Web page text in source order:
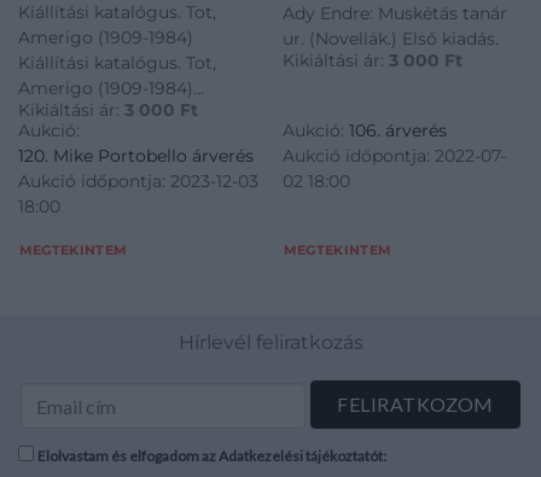
Vigadó Galériában
megrendezett
kiállításának
katalógusa 1982-ből.
Aláírt példány.
Kiállítási katalógus. Tot,
Amerigo (1909-1984)
Kiállítási katalógus. Tot,
Amerigo (1909-1984)
szobrászművész Vigadó
Galériában megrendezett
kiállításának katalógusa
1982-ből. Aláírt példány.
Kikiáltási ár: 3 000 Ft
Aukció:
120. Mike Portobello árverés
Aukció időpontja: 2023-12-03
18:00
MEGTEKINTEM
Ady Endre: Muskétás tanár
ur. (Novellák.) Első kiadás.
Kikiáltási ár: 3 000 Ft
Aukció: 106. árverés
Aukció időpontja: 2022-07-
02 18:00
MEGTEKINTEM
Hírlevél feliratkozás
Elolvastam és elfogadom az Adatkezelési tájékoztatót: